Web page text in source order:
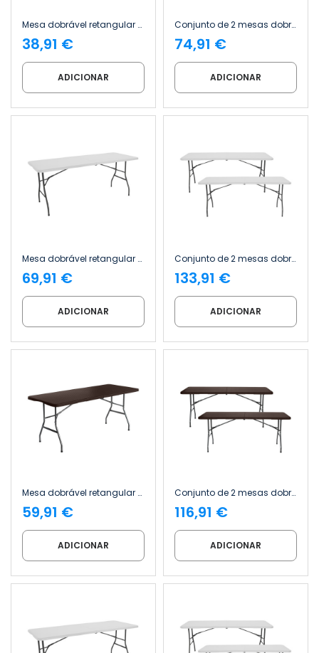
Mesa dobrável retangular para catering, branca, 150 x 74 cm Thinia Home
38,91 €
ADICIONAR
Conjunto de 2 mesas dobráveis retangulares para catering, brancas, 150 x 74 cm Thinia Home
74,91 €
ADICIONAR
Mesa dobrável retangular para catering, 180 x 74 cm Thinia Home
69,91 €
ADICIONAR
Conjunto de 2 mesas dobráveis retangulares para catering, 180 x 74 cm Thinia Home
133,91 €
ADICIONAR
Mesa dobrável retangular para catering com efeito de rattan, 180 x 74 cm Thinia Home
59,91 €
ADICIONAR
Conjunto de 2 mesas dobráveis retangulares para catering com efeito de rattan, 180 x 74 cm Thinia Home
116,91 €
ADICIONAR